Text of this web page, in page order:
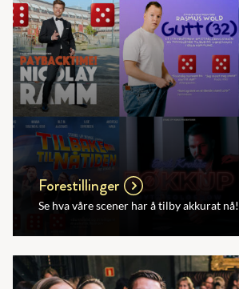
Forestillinger
Se hva våre scener har å tilby akkurat nå!